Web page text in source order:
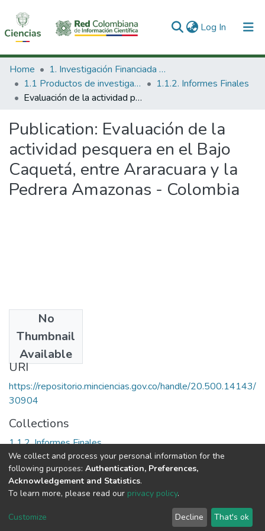
Log In (current)
Communities & Collections
All of DSpace
Home
1. Investigación Financiada con Recursos Públicos
1.1 Productos de investigación
1.1.2. Informes Finales
Evaluación de la actividad pesquera en el Bajo Caquetá, entre Araracuara y la Pedrera Amazonas - Colombia
Publication: Evaluación de la
actividad pesquera en el Bajo
Caquetá, entre Araracuara y la
Pedrera Amazonas - Colombia
No
Thumbnail
Available
1993
URI
https://repositorio.minciencias.gov.co/handle/20.500.14143/
30904
Collections
1.1.2. Informes Finales
Full item page
DSpace software copyright © 2002-2026
Cookie
End User
Agreement
Send
Feedback
We collect and process your personal information for the
following purposes: Authentication, Preferences,
Acknowledgement and Statistics.
To learn more, please read our privacy policy.
Customize Decline That's ok